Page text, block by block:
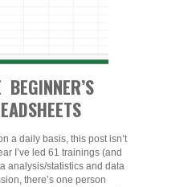
a daily basis, this post isn’t
I’ve led 61 trainings (and
analysis/statistics and data
there’s one person